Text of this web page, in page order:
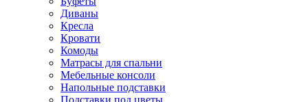
Диваны
Кресла
Кровати
Комоды
Матрасы для спальни
Мебельные консоли
Напольные подставки
Подставки под цветы